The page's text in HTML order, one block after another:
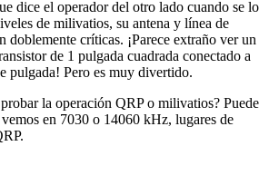
dice el operador del otro lado cuando se lo
de milivatios, su antena y línea de
doblemente críticas. ¡Parece extraño ver un
de 1 pulgada cuadrada conectado a
pulgada! Pero es muy divertido.
la operación QRP o milivatios? Puede
en 7030 o 14060 kHz, lugares de